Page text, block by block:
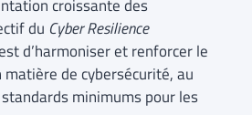
croissante des
du Cyber Resilience
d’harmoniser et renforcer le
de cybersécurité, au
minimums pour les